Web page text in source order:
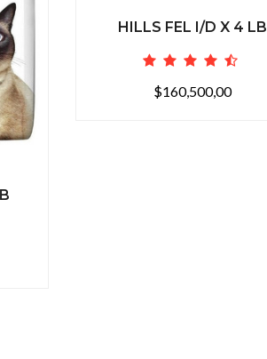
HILLS FEL I/D X 4 LB
$160,500,00